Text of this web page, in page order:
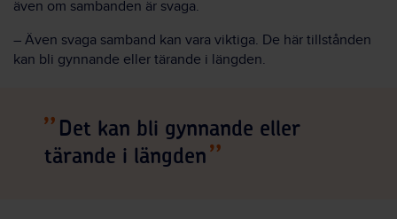
även om sambanden är svaga.
– Även svaga samband kan vara viktiga. De här tillstånden
kan bli gynnande eller tärande i längden.
Det kan bli gynnande eller
tärande i längden